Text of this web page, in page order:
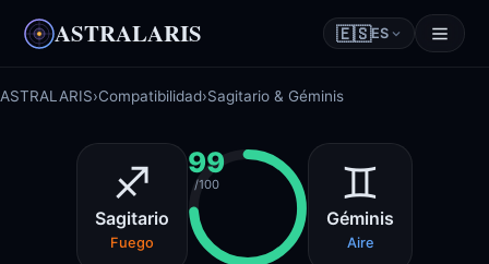
ASTRALARIS 🇪🇸ES
ASTRALARIS›Compatibilidad›Sagitario & Géminis
♐
Sagitario
Fuego
99
/100 ♊
Géminis
Aire